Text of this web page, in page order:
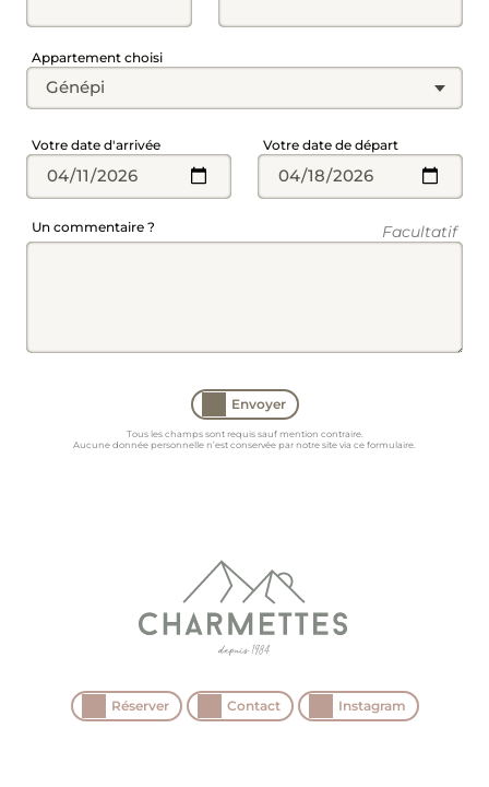
CROCUS
ROSE
MYOSOTIS
VIOLETTES
BÉLINA
ACTIVITÉS
ACTIVITÉS ÉTÉ
CHALET OURSON
Champ
Appartement choisi
Champ
Votre date d'arrivée Champ
Votre date de départ
Champ
Un commentaire ? Facultatif
Envoyer
Tous les champs sont requis sauf mention contraire.
Aucune donnée personnelle n’est conservée par notre site via ce formulaire.
Réserver Contact Instagram